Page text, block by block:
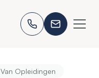
Opleidingen